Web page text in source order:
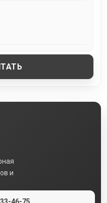
и
46-75